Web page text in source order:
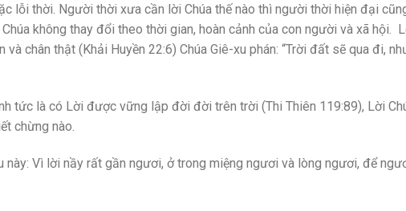
lỗi thời. Người thời xưa cần lời Chúa thế nào thì người thời hiện đại
không thay đổi theo thời gian, hoàn cảnh của con người và xã hội.
chân thật (Khải Huyền 22:6) Chúa Giê-xu phán: “Trời đất sẽ qua đi,
tức là có Lời được vững lập đời đời trên trời (Thi Thiên 119:89), Lời
chừng nào.
này: Vì lời nầy rất gần ngươi, ở trong miệng ngươi và lòng ngươi, để